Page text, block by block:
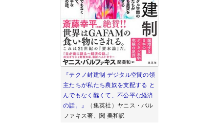
『テクノ封建制 デジタル空間の領
主たちが私たち農奴を支配する と
んでもなく醜くて、不公平な経済
の話。』
（集英社）ヤニス・バル
ファキス著、関 美和訳